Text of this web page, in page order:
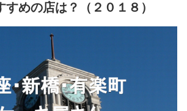
すめの店は？（２０１８）